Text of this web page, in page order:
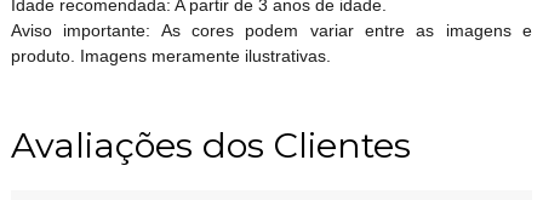
Idade recomendada: A partir de 3 anos de idade.
Aviso importante: As cores podem variar entre as imagens e
produto. Imagens meramente ilustrativas.
Avaliações dos Clientes